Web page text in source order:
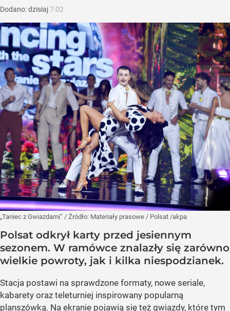
Dodano:dzisiaj7:02
„Taniec z Gwiazdami” / Źródło: Materiały prasowe / Polsat /akpa
Polsat odkrył karty przed jesiennym
sezonem. W ramówce znalazły się zarówno
wielkie powroty, jak i kilka niespodzianek.
Stacja postawi na sprawdzone formaty, nowe seriale,
kabarety oraz teleturniej inspirowany popularną
planszówką. Na ekranie pojawią się też gwiazdy, które tym